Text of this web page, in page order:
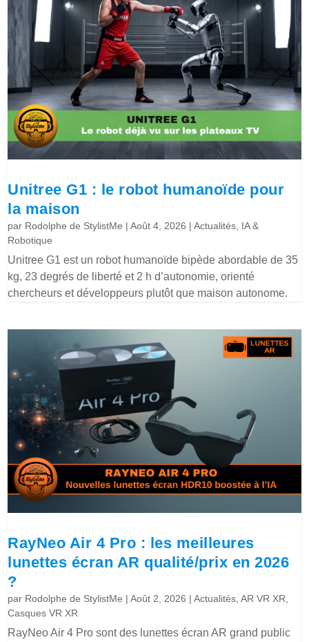
Unitree G1 : le robot humanoïde pour
la maison
par Rodolphe de StylistMe |Août 4, 2026 |Actualités IA &
Robotique
Unitree G1 est un robot humanoïde bipède abordable de 35
kg, 23 degrés de liberté et 2 h d’autonomie, orienté
chercheurs et développeurs plutôt que maison autonome.
RayNeo Air 4 Pro : les meilleures
lunettes écran AR qualité/prix en 2026
?
par Rodolphe de StylistMe |Août 2, 2026 |Actualités ,AR VR XR
Casques VR XR
RayNeo Air 4 Pro sont des lunettes écran AR grand public